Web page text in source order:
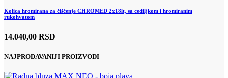
Kolica hromirana za čišćenje CHROMED 2x18lt, sa cediljkom i hromiranim
rukohvatom
14.040,00 RSD
NAJPRODAVANIJI PROIZVODI